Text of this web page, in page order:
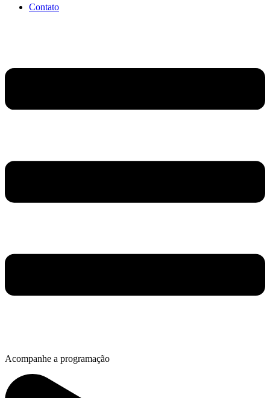
Contato
Acompanhe a programação